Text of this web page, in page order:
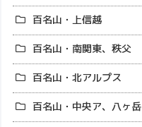
百名山・上信越
百名山・南関東、秩父
百名山・北アルプス
百名山・中央ア、八ヶ岳